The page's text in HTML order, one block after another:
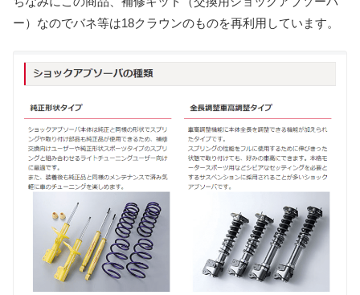
ー）なのでバネ等は18クラウンのものを再利用しています。